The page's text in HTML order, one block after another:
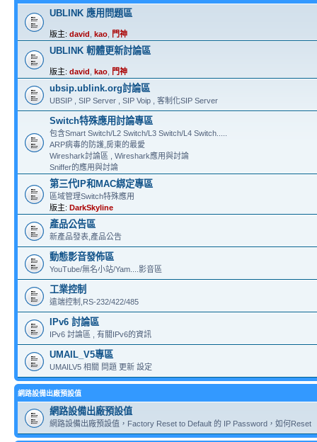
UBLINK 應用問題區
版主: david kao 門神
UBLINK 軔體更新討論區
版主: david kao 門神
ubsip.ublink.org討論區
UBSIP , SIP Server , SIP Voip , 客制化SIP Server
Switch特殊應用討論專區
包含Smart Switch/L2 Switch/L3 Switch/L4 Switch.....
ARP病毒的防護,房東的最愛
Wireshark討論區 , Wireshark應用與討論
Sniffer的應用與討論
第三代IP和MAC綁定專區
區域管理Switch特殊應用
版主: DarkSkyline
產品公告區
新產品發表,產品公告
動態影音發佈區
YouTube/無名小站/Yam....影音區
工業控制
遠端控制,RS-232/422/485
IPv6 討論區
IPv6 討論區 , 有關IPv6的資訊
UMAIL_V5專區
UMAILV5 相關 問題 更新 設定
網路設備出廠預設值
網路設備出廠預設值
網路設備出廠預設值，Factory Reset to Default 的 IP Password，如何Reset